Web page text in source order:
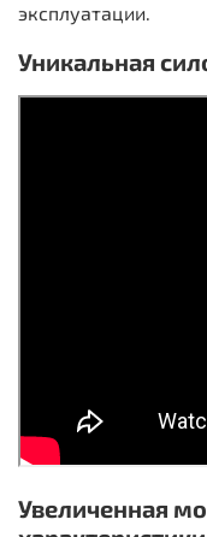
эксплуатации.
Уникальная
Увеличенная